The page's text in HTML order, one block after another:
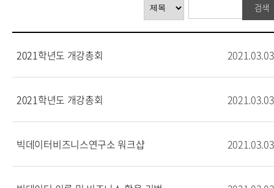
2021학년도 개강총회 2021.03.03
2021학년도 개강총회 2021.03.03
빅데이터비즈니스연구소 워크샵 2021.03.03